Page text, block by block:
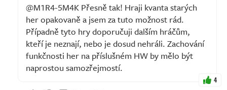
@M1R4-5M4K Přesně tak! Hraji kvanta starých
her opakovaně a jsem za tuto možnost rád.
Případně tyto hry doporučuji dalším hráčům,
kteří je neznají, nebo je dosud nehráli. Zachování
funkčnosti her na příslušném HW by mělo být
naprostou samozřejmostí.
4